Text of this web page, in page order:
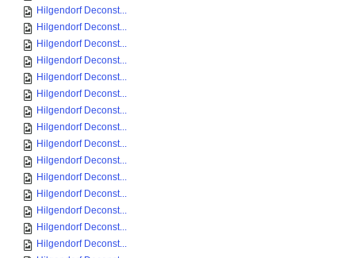
Hilgendorf Deconst...
Hilgendorf Deconst...
Hilgendorf Deconst...
Hilgendorf Deconst...
Hilgendorf Deconst...
Hilgendorf Deconst...
Hilgendorf Deconst...
Hilgendorf Deconst...
Hilgendorf Deconst...
Hilgendorf Deconst...
Hilgendorf Deconst...
Hilgendorf Deconst...
Hilgendorf Deconst...
Hilgendorf Deconst...
Hilgendorf Deconst...